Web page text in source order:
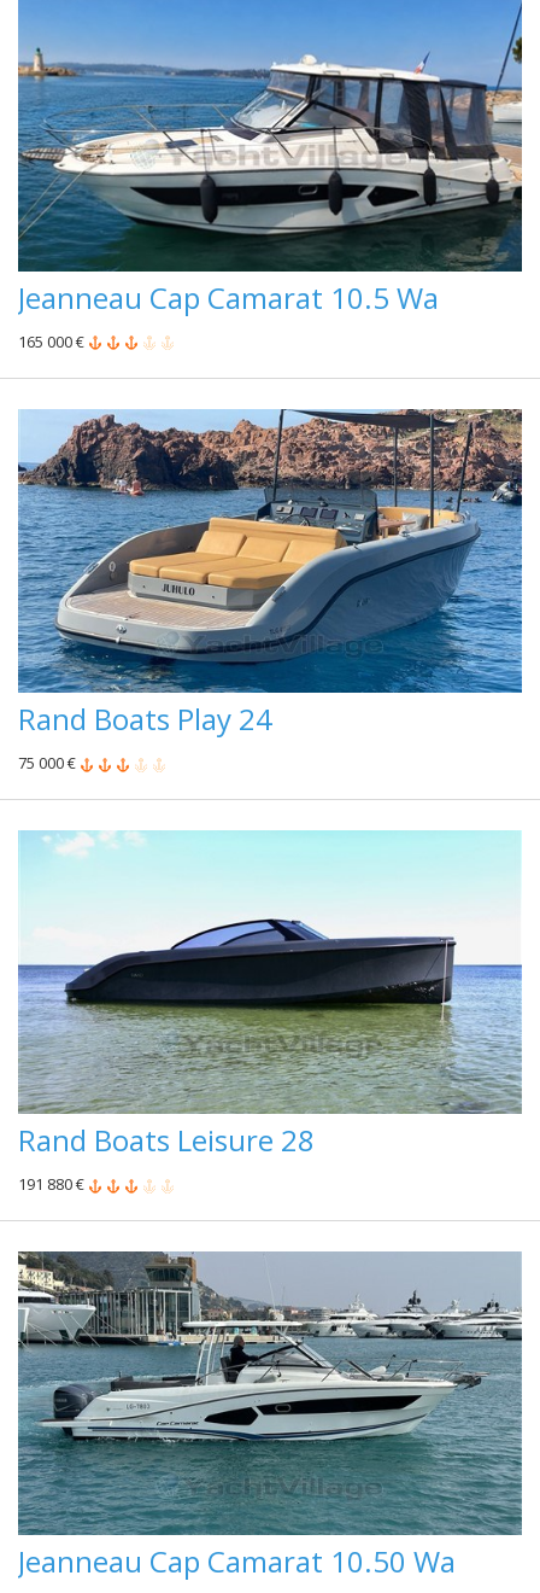
Jeanneau Cap Camarat 10.5 Wa
165 000 €
Rand Boats Play 24
75 000 €
Rand Boats Leisure 28
191 880 €
Jeanneau Cap Camarat 10.50 Wa